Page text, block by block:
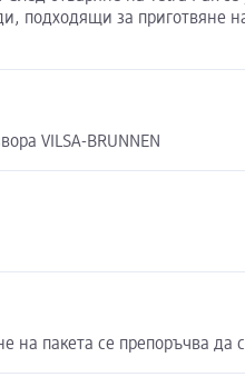
подходящи за приготвяне
VILSA-BRUNNEN
на пакета се препоръчва да